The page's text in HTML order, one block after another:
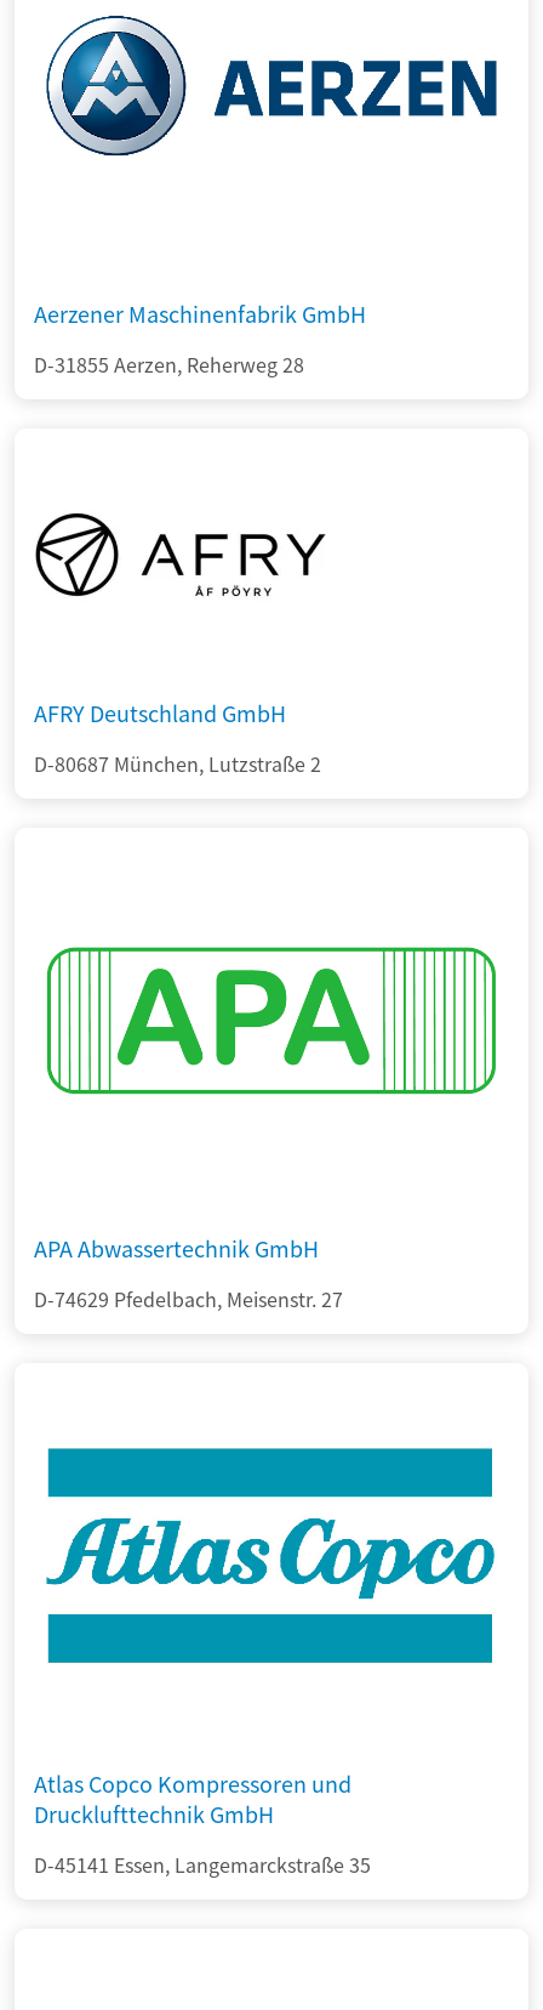
Aerzener Maschinenfabrik GmbH
D-31855 Aerzen, Reherweg 28
AFRY Deutschland GmbH
D-80687 München, Lutzstraße 2
APA Abwassertechnik GmbH
D-74629 Pfedelbach, Meisenstr. 27
Atlas Copco Kompressoren und
Drucklufttechnik GmbH
D-45141 Essen, Langemarckstraße 35